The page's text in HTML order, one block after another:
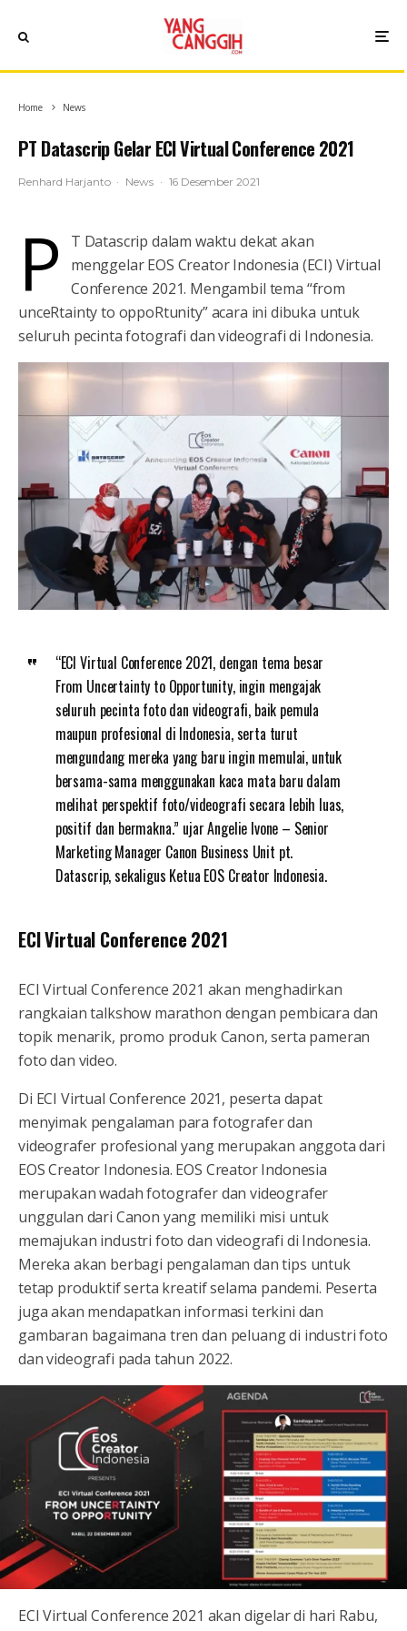
Home News
PT Datascrip Gelar ECI Virtual Conference 2021
Renhard Harjanto · News · 16 Desember 2021
P
T Datascrip dalam waktu dekat akan
menggelar EOS Creator Indonesia (ECI) Virtual
Conference 2021. Mengambil tema “from
unceRtainty to oppoRtunity” acara ini dibuka untuk
seluruh pecinta fotografi dan videografi di Indonesia.
“ECI Virtual Conference 2021, dengan tema besar
From Uncertainty to Opportunity, ingin mengajak
seluruh pecinta foto dan videografi, baik pemula
maupun profesional di Indonesia, serta turut
mengundang mereka yang baru ingin memulai, untuk
bersama-sama menggunakan kaca mata baru dalam
melihat perspektif foto/videografi secara lebih luas,
positif dan bermakna.” ujar Angelie Ivone – Senior
Marketing Manager Canon Business Unit pt.
Datascrip, sekaligus Ketua EOS Creator Indonesia.
ECI Virtual Conference 2021
ECI Virtual Conference 2021 akan menghadirkan
rangkaian talkshow marathon dengan pembicara dan
topik menarik, promo produk Canon, serta pameran
foto dan video.
Di ECI Virtual Conference 2021, peserta dapat
menyimak pengalaman para fotografer dan
videografer profesional yang merupakan anggota dari
EOS Creator Indonesia. EOS Creator Indonesia
merupakan wadah fotografer dan videografer
unggulan dari Canon yang memiliki misi untuk
memajukan industri foto dan videografi di Indonesia.
Mereka akan berbagi pengalaman dan tips untuk
tetap produktif serta kreatif selama pandemi. Peserta
juga akan mendapatkan informasi terkini dan
gambaran bagaimana tren dan peluang di industri foto
dan videografi pada tahun 2022.
ECI Virtual Conference 2021 akan digelar di hari Rabu,